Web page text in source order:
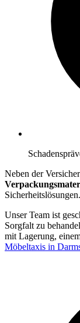
Neben der
Sicherheitslösungen.
Unser Team ist
Sorgfalt zu
mit Lagerung,
Möbeltaxis in